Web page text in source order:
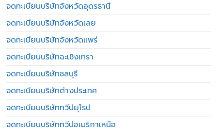
จดทะเบียนบริษัทจังหวัดอุดรธานี
จดทะเบียนบริษัทจังหวัดเลย
จดทะเบียนบริษัทจังหวัดแพร่
จดทะเบียนบริษัทฉะเชิงเทรา
จดทะเบียนบริษัทชลบุรี
จดทะเบียนบริษัทต่างประเทศ
จดทะเบียนบริษัททวีปยุโรป
จดทะเบียนบริษัททวีปอเมริกาเหนือ